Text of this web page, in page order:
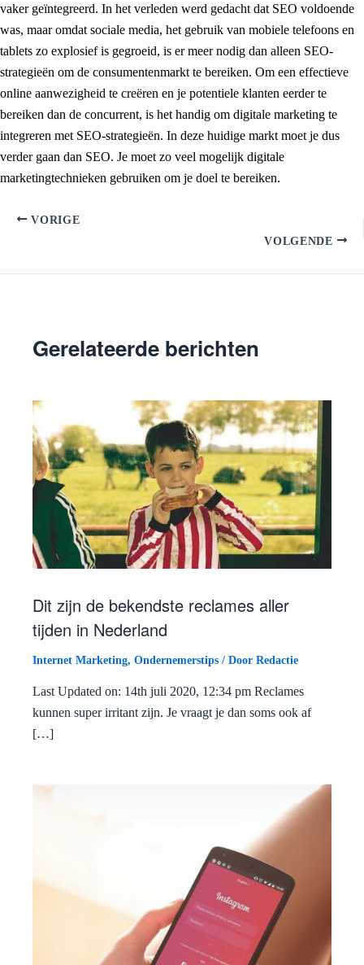
vaker geïntegreerd. In het verleden werd gedacht dat SEO voldoende
was, maar omdat sociale media, het gebruik van mobiele telefoons en
tablets zo explosief is gegroeid, is er meer nodig dan alleen SEO-
strategieën om de consumentenmarkt te bereiken. Om een effectieve
online aanwezigheid te creëren en je potentiele klanten eerder te
bereiken dan de concurrent, is het handig om digitale marketing te
integreren met SEO-strategieën. In deze huidige markt moet je dus
verder gaan dan SEO. Je moet zo veel mogelijk digitale
marketingtechnieken gebruiken om je doel te bereiken.
VORIGE
VOLGENDE
Gerelateerde berichten
Dit zijn de bekendste reclames aller
tijden in Nederland
Internet Marketing, Ondernemerstips / Door Redactie
Last Updated on: 14th juli 2020, 12:34 pm Reclames
kunnen super irritant zijn. Je vraagt je dan soms ook af
[…]